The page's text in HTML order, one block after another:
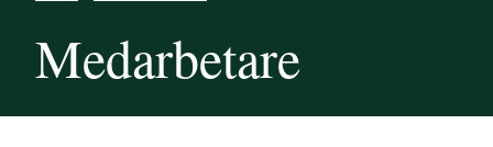
Medarbetare